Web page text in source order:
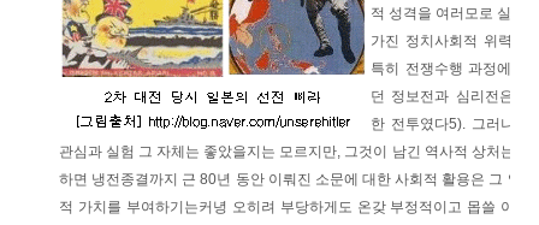
적 성격을 여러모로 실험
가진 정치사회적 위력을
특히 전쟁수행 과정에서
던 정보전과 심리전은
한 전투였다5). 그러나 ‘
관심과 실험 그 자체는 좋았을지는 모르지만, 그것이 남긴 역사적 상처는
하면 냉전종결까지 근 80년 동안 이뤄진 소문에 대한 사회적 활용은 그 역
적 가치를 부여하기는커녕 오히려 부당하게도 온갖 부정적이고 몹쓸 이미